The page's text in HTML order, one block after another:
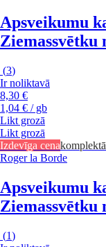
Apsveikumu
Ziemassvētku
(3)
Ir noliktavā
8,30 €
1,04 € / gb
Likt grozā
Likt grozā
Izdevīga cena
Roger la Borde
Apsveikumu
Ziemassvētku
(1)